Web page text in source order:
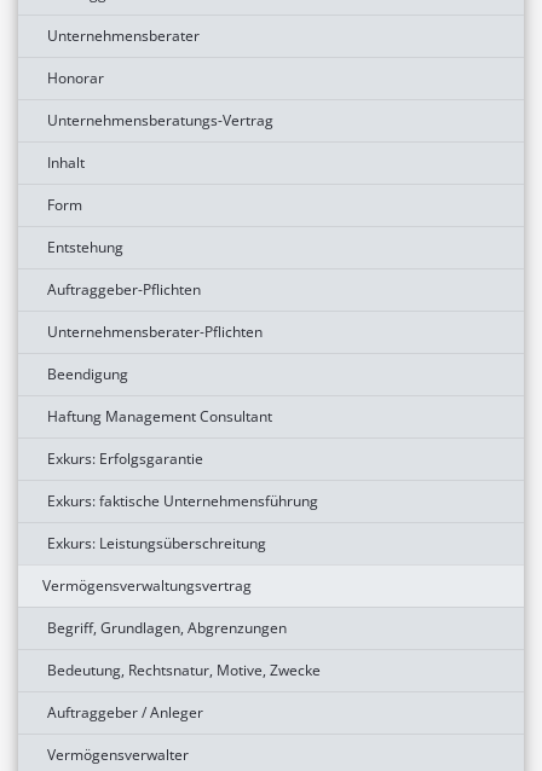
Unternehmensberater
Honorar
Unternehmensberatungs-Vertrag
Inhalt
Form
Entstehung
Auftraggeber-Pflichten
Unternehmensberater-Pflichten
Beendigung
Haftung Management Consultant
Exkurs: Erfolgsgarantie
Exkurs: faktische Unternehmensführung
Exkurs: Leistungsüberschreitung
Vermögensverwaltungsvertrag
Begriff, Grundlagen, Abgrenzungen
Bedeutung, Rechtsnatur, Motive, Zwecke
Auftraggeber / Anleger
Vermögensverwalter